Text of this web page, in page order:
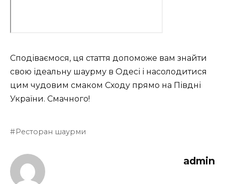
Сподіваємося, ця стаття допоможе вам знайти
свою ідеальну шаурму в Одесі і насолодитися
цим чудовим смаком Сходу прямо на Півдні
України. Смачного!
Ресторан шаурми
admin